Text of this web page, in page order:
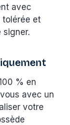
avec
tolérée et
signer.
% en
avec un
votre